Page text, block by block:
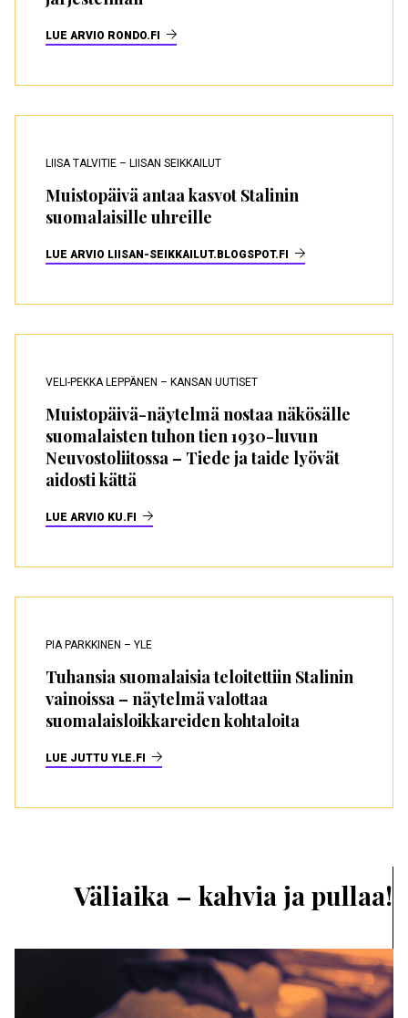
LUE ARVIO RONDO.FI
LIISA TALVITIE – LIISAN SEIKKAILUT
Muistopäivä antaa kasvot Stalinin
suomalaisille uhreille
LUE ARVIO LIISAN-SEIKKAILUT.BLOGSPOT.FI
VELI-PEKKA LEPPÄNEN – KANSAN UUTISET
Muistopäivä-näytelmä nostaa näkösälle
suomalaisten tuhon tien 1930-luvun
Neuvostoliitossa – Tiede ja taide lyövät
aidosti kättä
LUE ARVIO KU.FI
PIA PARKKINEN – YLE
Tuhansia suomalaisia teloitettiin Stalinin
vainoissa – näytelmä valottaa
suomalaisloikkareiden kohtaloita
LUE JUTTU YLE.FI
Väliaika – kahvia ja pullaa!